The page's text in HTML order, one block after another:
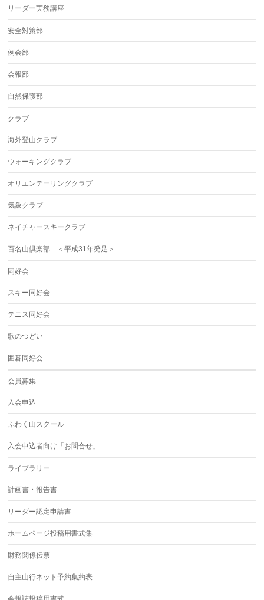
リーダー実務講座
安全対策部
例会部
会報部
自然保護部
クラブ
海外登山クラブ
ウォーキングクラブ
オリエンテーリングクラブ
気象クラブ
ネイチャースキークラブ
百名山倶楽部 ＜平成31年発足＞
同好会
スキー同好会
テニス同好会
歌のつどい
囲碁同好会
会員募集
入会申込
ふわく山スクール
入会申込者向け「お問合せ」
ライブラリー
計画書・報告書
リーダー認定申請書
ホームページ投稿用書式集
財務関係伝票
自主山行ネット予約集約表